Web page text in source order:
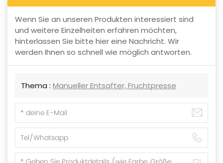
Wenn Sie an unseren Produkten interessiert sind
und weitere Einzelheiten erfahren möchten,
hinterlassen Sie bitte hier eine Nachricht. Wir
werden Ihnen so schnell wie möglich antworten.
Thema : Manueller Entsafter, Fruchtpresse